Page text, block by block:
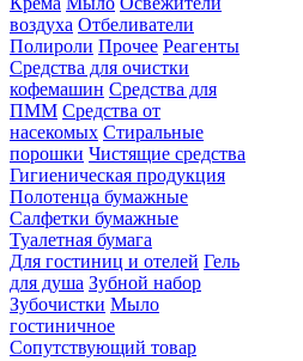
воздуха Отбеливатели
Полироли Прочее Реагенты
Средства для очистки
кофемашин Средства для
ПММ Средства от
насекомых Стиральные
порошки Чистящие средства
Гигиеническая продукция
Полотенца бумажные
Салфетки бумажные
Туалетная бумага
Для гостиниц и отелей Гель
для душа Зубной набор
Зубочистки Мыло
гостиничное
Сопутствующий товар